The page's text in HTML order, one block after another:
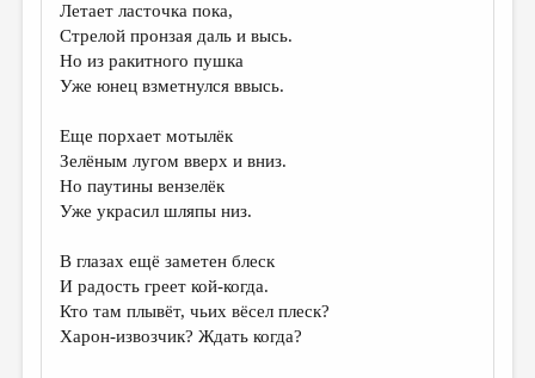
НОВОСТИ
ПРАВИЛА САЙТА
ИЗБРАННОЕ
ДАЙДЖЕСТ
ПЕРЕВОДЫ
КОНКУРСЫ
Летает ласточка пока,
Стрелой пронзая даль и высь.
Но из ракитного пушка
Уже юнец взметнулся ввысь.
Еще порхает мотылёк
Зелёным лугом вверх и вниз.
Но паутины вензелёк
Уже украсил шляпы низ.
В глазах ещё заметен блеск
И радость греет кой-когда.
Кто там плывёт, чьих вёсел плеск?
Харон-извозчик? Ждать когда?